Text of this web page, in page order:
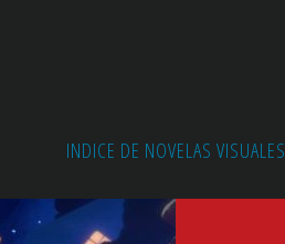
INDICE DE NOVELAS VISUALES